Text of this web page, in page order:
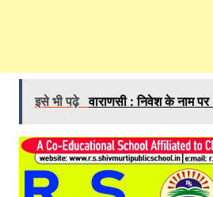
इसे भी पढ़े वाराणसी : निवेश के नाम